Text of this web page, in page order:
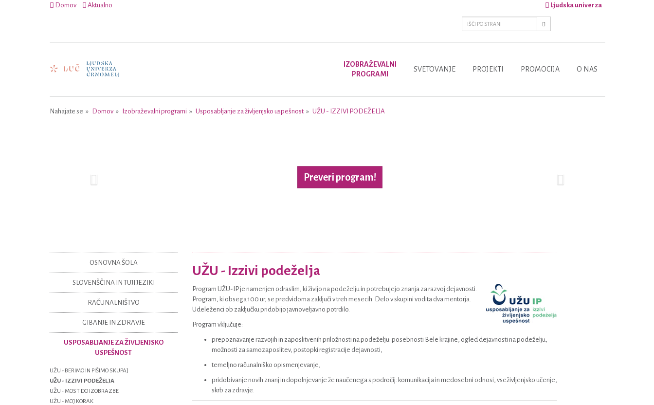
Domov Aktualno Ljudska univerza
IZOBRAŽEVALNI
PROGRAMI
SVETOVANJE PROJEKTI PROMOCIJA O NAS
Nahajate se Domov Izobraževalni programi Usposabljanje za življenjsko uspešnost UŽU - IZZIVI PODEŽELJA
Preveri program!
UŽU - Izzivi podeželja
Program UŽU-IP je namenjen odraslim, ki živijo na podeželju in potrebujejo znanja za razvoj dejavnosti.
Program, ki obsega 100 ur, se predvidoma zaključi v treh mesecih. Delo v skupini vodita dva mentorja.
Udeleženci ob zaključku pridobijo javnoveljavno potrdilo.
Program vključuje:
prepoznavanje razvojih in zaposlitvenih priložnosti na podeželju: posebnosti Bele krajine, ogled dejavnosti na podeželju,
možnosti za samozaposlitev, postopki registracije dejavnosti,
temeljno računalniško opismenjevanje,
pridobivanje novih znanj in dopolnjevanje že naučenega s področij: komunikacija in medosebni odnosi, vseživljenjsko učenje,
skrb za zdravje.
OSNOVNA ŠOLA
SLOVENŠČINA IN TUJI JEZIKI
RAČUNALNIŠTVO
GIBANJE IN ZDRAVJE
USPOSABLJANJE ZA ŽIVLJENJSKO
USPEŠNOST
UŽU - BERIMO IN PIŠIMO SKUPAJ
UŽU - IZZIVI PODEŽELJA
UŽU - MOST DO IZOBRAZBE
UŽU - MOJ KORAK